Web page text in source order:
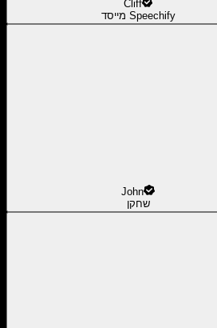
Cliff
מייסד Speechify
John
שחקן